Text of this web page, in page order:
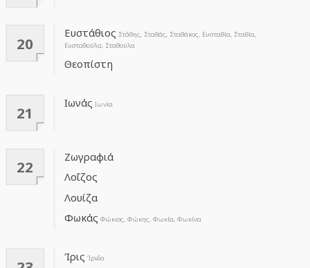
20
Ευστάθιος Στάθης, Σταθάς, Σταθάκος, Ευσταθία, Σταθία,
Ευσταθούλα, Σταθούλα
Θεοπίστη
21
Ιωνάς Ιωνία
22
Ζωγραφιά
Λοΐζος
Λουίζα
Φωκάς Φώκιος, Φώκης, Φωκία, Φωκίνα
Ίρις Ίριδα